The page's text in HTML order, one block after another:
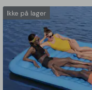
Ikke på lager